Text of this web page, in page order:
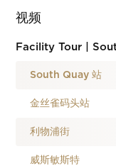
视频
Facility Tour |
South Quay 站
金丝雀码头站
利物浦街
威斯敏斯特